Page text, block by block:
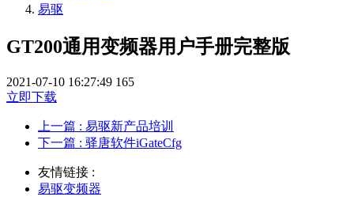
易驱
GT200通用变频器用户手册完整版
2021-07-10 16:27:49 165
立即下载
上一篇 : 易驱新产品培训
下一篇 : 驿唐软件iGateCfg
友情链接 :
易驱变频器